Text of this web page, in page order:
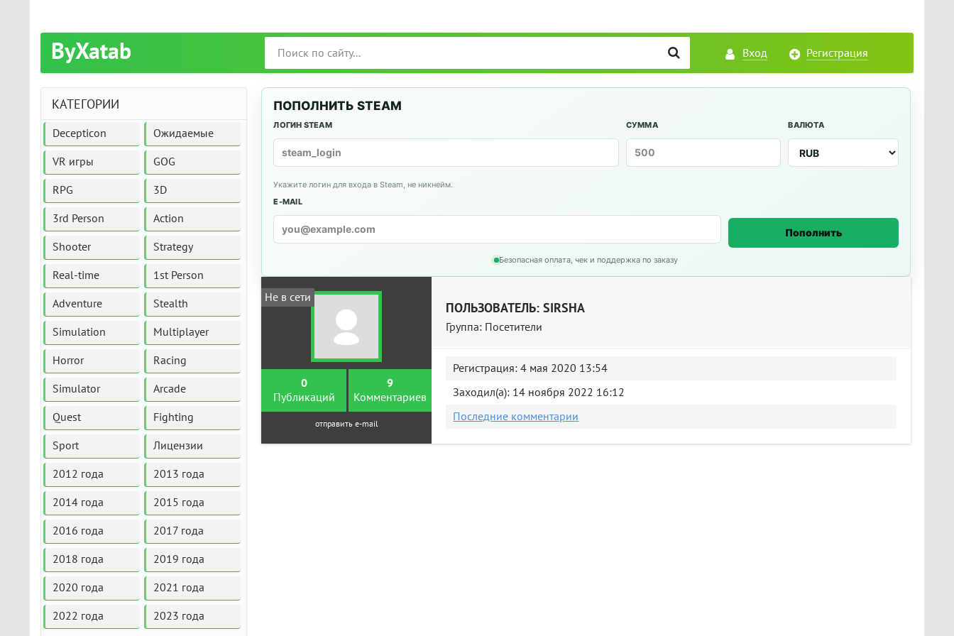
ByXatab Вход Регистрация
ПОПОЛНИТЬ STEAM
ЛОГИН STEAM СУММА ВАЛЮТА
Укажите логин для входа в Steam, не никнейм.
E-MAIL
Пополнить
Безопасная оплата, чек и поддержка по заказу
Не в сети
0
Публикаций
9
Комментариев
отправить e-mail
ПОЛЬЗОВАТЕЛЬ: SIRSHA
Группа: Посетители
Регистрация: 4 мая 2020 13:54
Заходил(а): 14 ноября 2022 16:12
Последние комментарии
КАТЕГОРИИ
Decepticon Ожидаемые
VR игры GOG
RPG 3D
3rd Person Action
Shooter Strategy
Real-time 1st Person
Adventure Stealth
Simulation Multiplayer
Horror Racing
Simulator Arcade
Quest Fighting
Sport Лицензии
2012 года 2013 года
2014 года 2015 года
2016 года 2017 года
2018 года 2019 года
2020 года 2021 года
2022 года 2023 года